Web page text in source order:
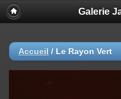
Galerie
Accueil / Le Rayon Vert